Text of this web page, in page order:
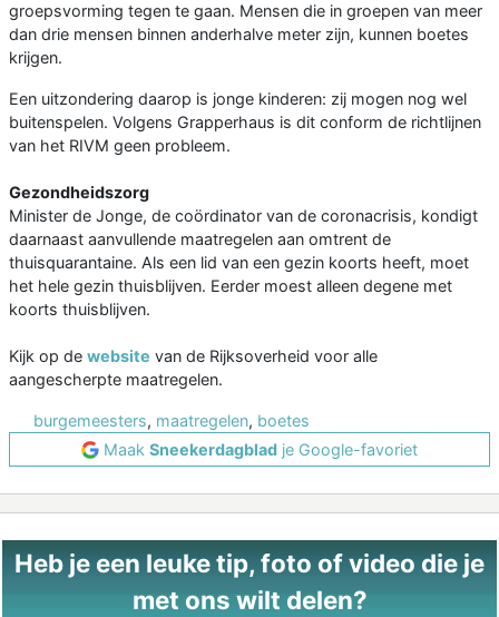
groepsvorming tegen te gaan. Mensen die in groepen van meer
dan drie mensen binnen anderhalve meter zijn, kunnen boetes
krijgen.
Een uitzondering daarop is jonge kinderen: zij mogen nog wel
buitenspelen. Volgens Grapperhaus is dit conform de richtlijnen
van het RIVM geen probleem.
Gezondheidszorg
Minister de Jonge, de coördinator van de coronacrisis, kondigt
daarnaast aanvullende maatregelen aan omtrent de
thuisquarantaine. Als een lid van een gezin koorts heeft, moet
het hele gezin thuisblijven. Eerder moest alleen degene met
koorts thuisblijven.
Kijk op de website van de Rijksoverheid voor alle
aangescherpte maatregelen.
burgemeesters, maatregelen, boetes
Maak Sneekerdagblad je Google-favoriet
Heb je een leuke tip, foto of video die je
met ons wilt delen?